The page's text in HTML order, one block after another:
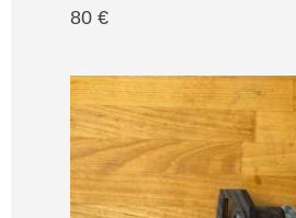
80 €